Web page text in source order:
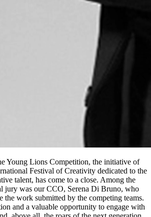
Young Lions Competition, the initiative of
Festival of Creativity dedicated to the
talent, has come to a close. Among the
jury was our CCO, Serena Di Bruno, who
the work submitted by the competing teams.
and a valuable opportunity to engage with